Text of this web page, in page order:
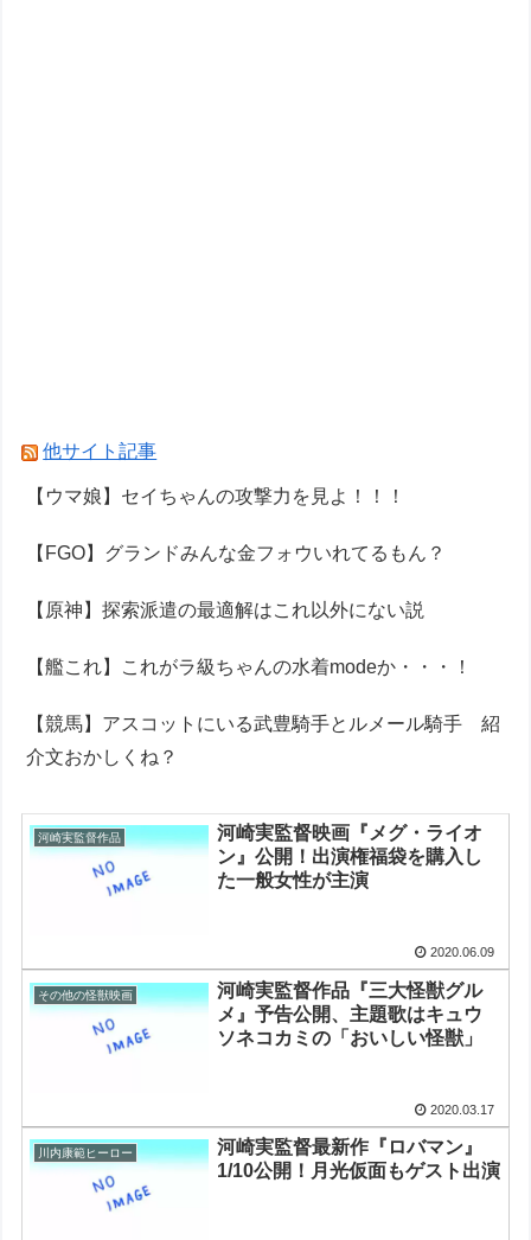
他サイト記事
【ウマ娘】セイちゃんの攻撃力を見よ！！！
【FGO】グランドみんな金フォウいれてるもん？
【原神】探索派遣の最適解はこれ以外にない説
【艦これ】これがラ級ちゃんの水着modeか・・・！
【競馬】アスコットにいる武豊騎手とルメール騎手 紹
介文おかしくね？
河崎実監督作品
河崎実監督映画『メグ・ライオ
ン』公開！出演権福袋を購入し
た一般女性が主演
2020.06.09
その他の怪獣映画
河崎実監督作品『三大怪獣グル
メ』予告公開、主題歌はキュウ
ソネコカミの「おいしい怪獣」
2020.03.17
川内康範ヒーロー
河崎実監督最新作『ロバマン』
1/10公開！月光仮面もゲスト出演